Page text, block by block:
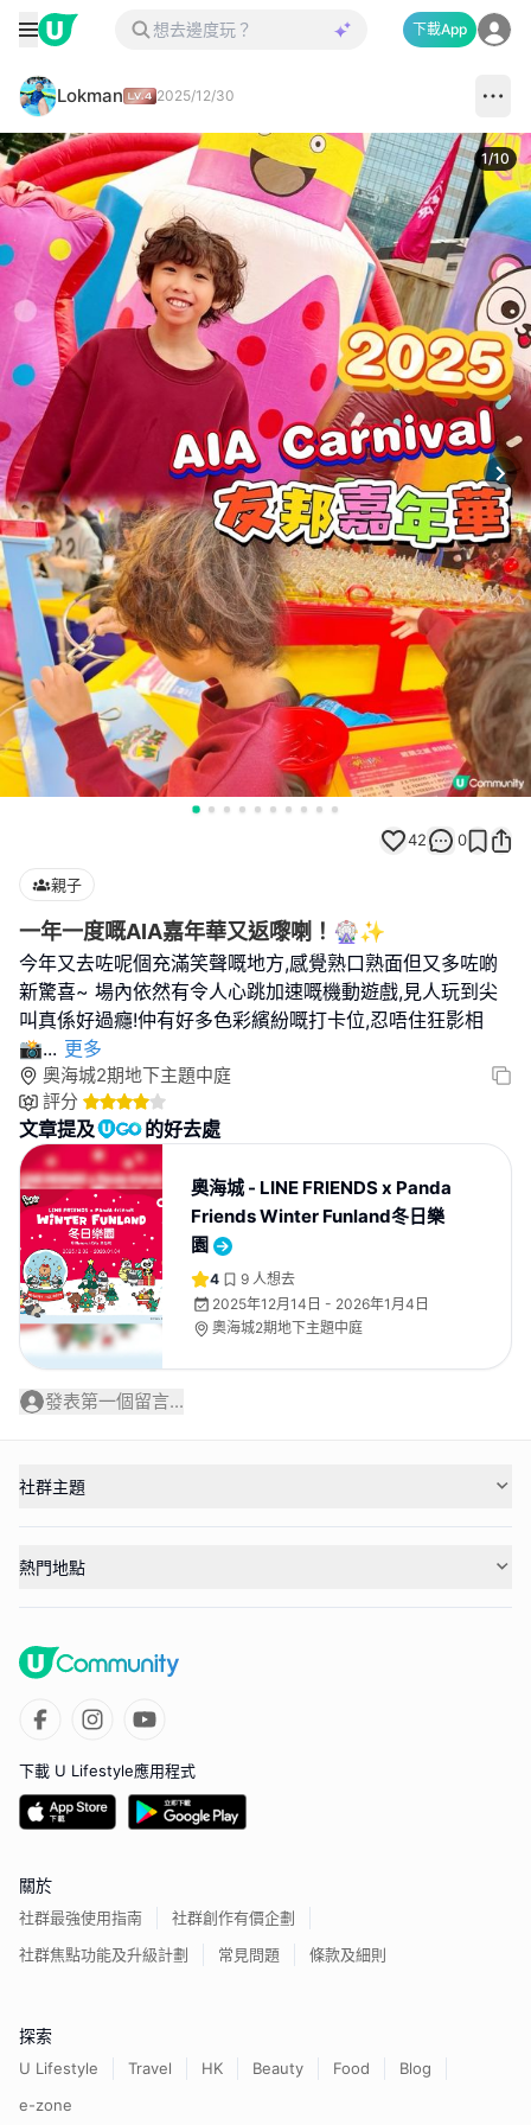
下載App
Lokman 2025/12/30
1/10
42 0
親子
一年一度嘅AIA嘉年華又返嚟喇！🎡✨
今年又去咗呢個充滿笑聲嘅地方,感覺熟口熟面但又多咗啲
新驚喜~ 場內依然有令人心跳加速嘅機動遊戲,見人玩到尖
叫真係好過癮!仲有好多色彩繽紛嘅打卡位,忍唔住狂影相
📸... 更多
奧海城2期地下主題中庭
評分
文章提及 的好去處
奧海城 - LINE FRIENDS x Panda
Friends Winter Funland冬日樂
園
4 9 人想去
2025年12月14日 - 2026年1月4日
奧海城2期地下主題中庭
發表第一個留言...
社群主題
熱門地點
下載 U Lifestyle應用程式
關於
社群最強使用指南
社群創作有價企劃
社群焦點功能及升級計劃
常見問題 條款及細則
探索
U Lifestyle Travel HK Beauty Food
Blog
e-zone